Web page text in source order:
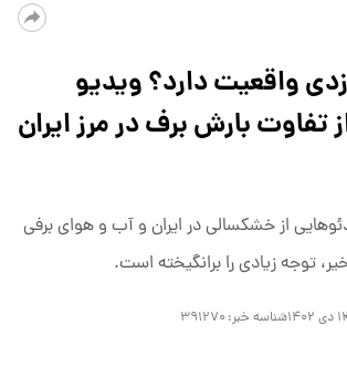
واقعیت دارد؟ ویدیو
تفاوت بارش برف در مرز ایران
از خشکسالی در ایران و آب و هوای برفی
توجه زیادی را برانگیخته است.
۱۲ دی ۱۴۰۲ شناسه خبر: ۳۹۱۲۷۰